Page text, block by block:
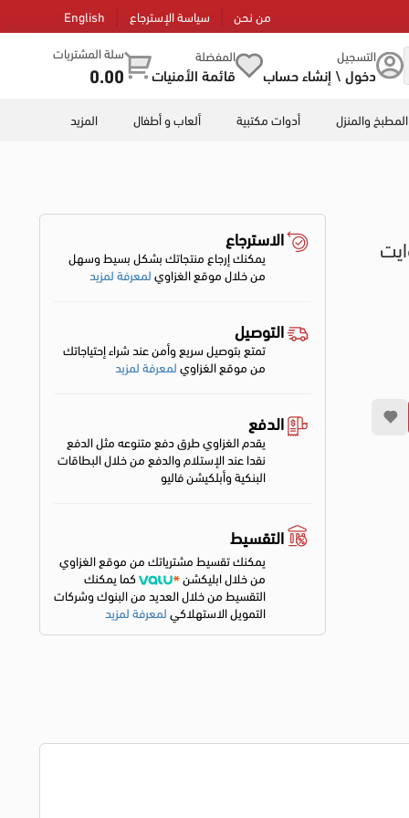
من نحن سياسة الإسترجاع English
التسجيل
دخول \ إنشاء حساب
المفضلة
قائمة الأمنيات
سلة المشتريات
0.00
المطبخ والمنزل أدوات مكتبية ألعاب و أطفال المزيد
الاسترجاع
يمكنك إرجاع منتجاتك بشكل بسيط وسهل
من خلال موقع الغزاويلمعرفة لمزيد
التوصيل
تمتع بتوصيل سريع وأمن عند شراء إحتياجاتك
من موقع الغزاويلمعرفة لمزيد
الدفع
يقدم الغزاوي طرق دفع متنوعه مثل الدفع
نقدا عند الإستلام والدفع من خلال البطاقات
البنكية وأبلكيشن فاليو
التقسيط
يمكنك تقسيط مشترياتك من موقع الغزاوي
من خلال ابليكشن
كما يمكنك
التقسيط من خلال العديد من البنوك وشركات
التمويل الاستهلاكيلمعرفة لمزيد